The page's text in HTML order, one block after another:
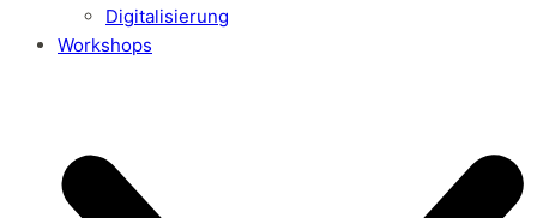
Digitalisierung
Workshops